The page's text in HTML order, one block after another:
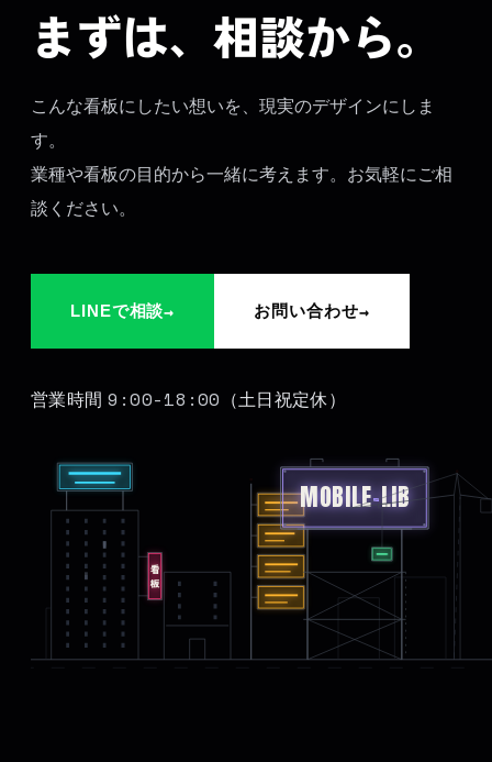
まずは、相談から。
こんな看板にしたい想いを、現実のデザインにしま
す。
業種や看板の目的から一緒に考えます。お気軽にご相
談ください。
LINEで相談→ お問い合わせ→
営業時間 9:00-18:00 （土日祝定休）
看板
MOBILE-LIB